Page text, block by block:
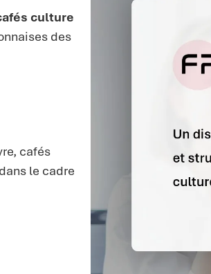
culture
des
cafés
le cadre